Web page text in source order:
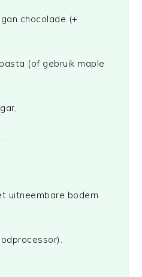
chocolade (+
(of gebruik maple
uitneembare bodem